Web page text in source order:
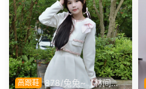
高跟鞋 878/兔兔~【林间甜